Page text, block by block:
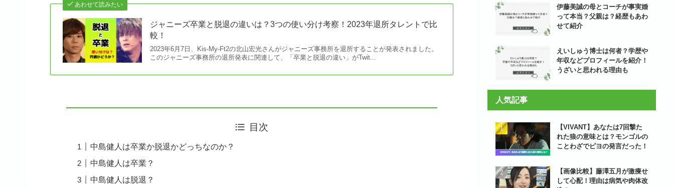
あわせて読みたい
ジャニーズ卒業と脱退の違いは？3つの使い分け考察！2023年退所タレントで比
較！
2023年6月7日、Kis-My-Ft2の北山宏光さんがジャニーズ事務所を退所することが発表されました。
このジャニーズ事務所の退所発表に関連して、「卒業と脱退の違い」がTwit...
目次
中島健人は卒業か脱退かどっちなのか？
中島健人は卒業？
中島健人は脱退？
伊藤美誠の母とコーチが事実婚
って本当？父親は？経歴もあわ
せて紹介
えいしゅう博士は何者？学歴や
年収などプロフィールを紹介！
うざいと思われる理由も
人気記事
【VIVANT】あなたは7回撃た
れた狼の意味とは？モンゴルの
ことわざでピヨの発言だった！
【画像比較】藤澤五月が激痩せ
して心配！理由は病気や肉体改